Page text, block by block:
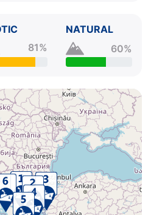
81%
NATURAL
60%